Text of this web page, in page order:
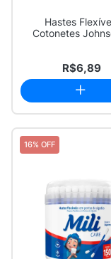
Hastes
Cotonetes
R$6,89
16% OFF